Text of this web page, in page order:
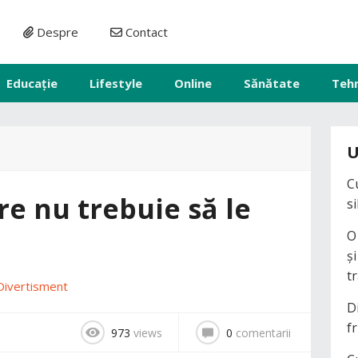
Despre Contact
Educație Lifestyle Online Sănătate
nu trebuie să le
973 views 0 comentarii